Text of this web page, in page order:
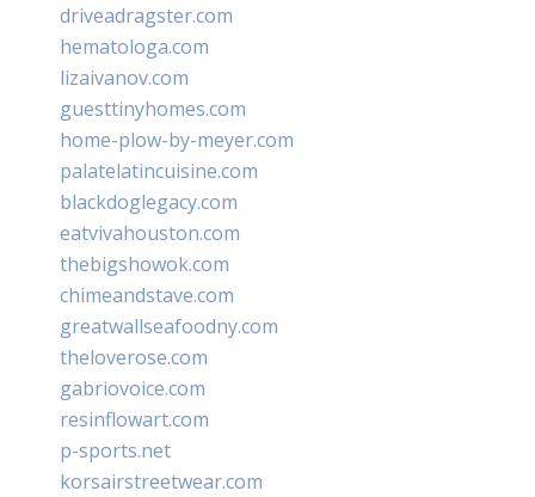
driveadragster.com
hematologa.com
lizaivanov.com
guesttinyhomes.com
home-plow-by-meyer.com
palatelatincuisine.com
blackdoglegacy.com
eatvivahouston.com
thebigshowok.com
chimeandstave.com
greatwallseafoodny.com
theloverose.com
gabriovoice.com
resinflowart.com
p-sports.net
korsairstreetwear.com